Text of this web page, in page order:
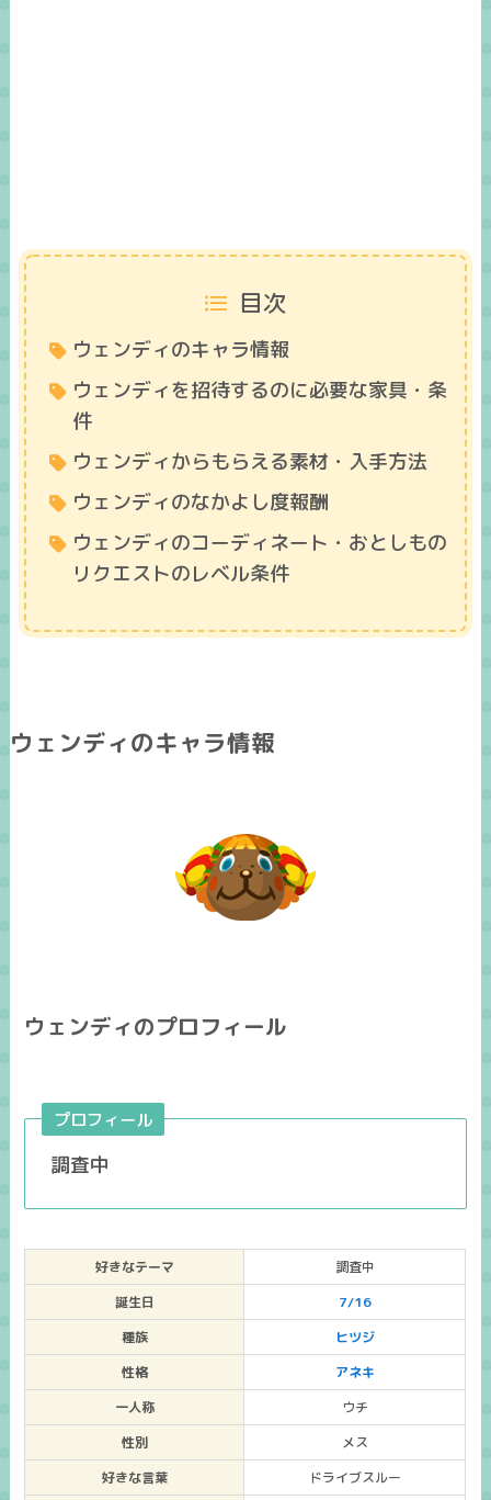
目次
ウェンディのキャラ情報
ウェンディを招待するのに必要な家具・条
件
ウェンディからもらえる素材・入手方法
ウェンディのなかよし度報酬
ウェンディのコーディネート・おとしもの
リクエストのレベル条件
ウェンディのキャラ情報
ウェンディのプロフィール
プロフィール
調査中
好きなテーマ
調査中
誕生日
7/16
種族
ヒツジ
性格
アネキ
一人称
ウチ
性別
メス
好きな言葉
ドライブスルー